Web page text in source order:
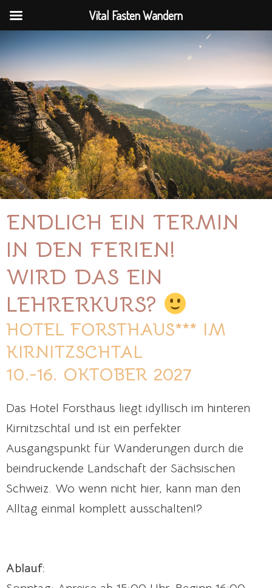
Inhalt
ENDLICH EIN TERMIN
IN DEN FERIEN!
WIRD DAS EIN
LEHRERKURS?
HOTEL FORSTHAUS*** IM
KIRNITZSCHTAL
10.-16. OKTOBER 2027
Das Hotel Forsthaus liegt idyllisch im hinteren
Kirnitzschtal und ist ein perfekter
Ausgangspunkt für Wanderungen durch die
beindruckende Landschaft der Sächsischen
Schweiz. Wo wenn nicht hier, kann man den
Alltag einmal komplett ausschalten!?
Ablauf:
Vital Fasten Wandern